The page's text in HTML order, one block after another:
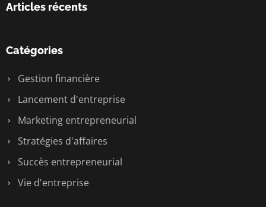
Articles récents
Catégories
Gestion financière
Lancement d'entreprise
Marketing entrepreneurial
Stratégies d'affaires
Succès entrepreneurial
Vie d'entreprise